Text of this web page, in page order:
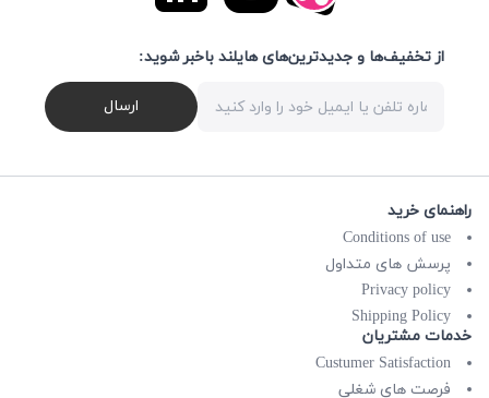
از تخفیف‌ها و جدیدترین‌های هایلند باخبر شوید:
ارسال
راهنمای خرید
Conditions of use
پرسش های متداول
Privacy policy
Shipping Policy
خدمات مشتریان
Custumer Satisfaction
فرصت های شغلی